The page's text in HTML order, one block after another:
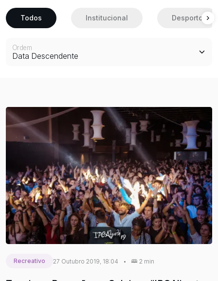
Todos Institucional Desporto
Ordem
Recreativo 27 Outubro 2019, 18:04 • 2 min